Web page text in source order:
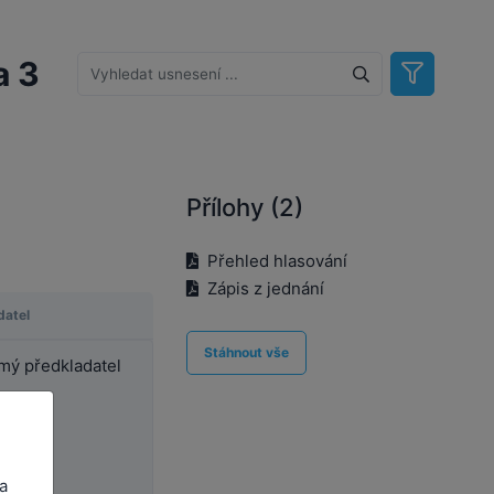
3
předkladatel
Přílohy (2)
Přehled hlasování
Zápis z jednání
Stáhnout vše